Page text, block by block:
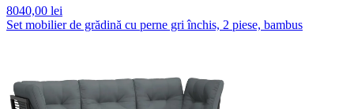
8040,00 lei
Set mobilier de grădină cu perne gri închis, 2 piese, bambus